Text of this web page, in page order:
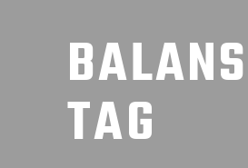
BALANS
TAG